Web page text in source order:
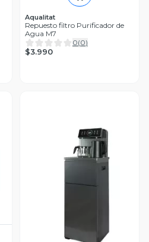
Aqualitat
Repuesto filtro Purificador de
Agua M7
0(0)
$3.990